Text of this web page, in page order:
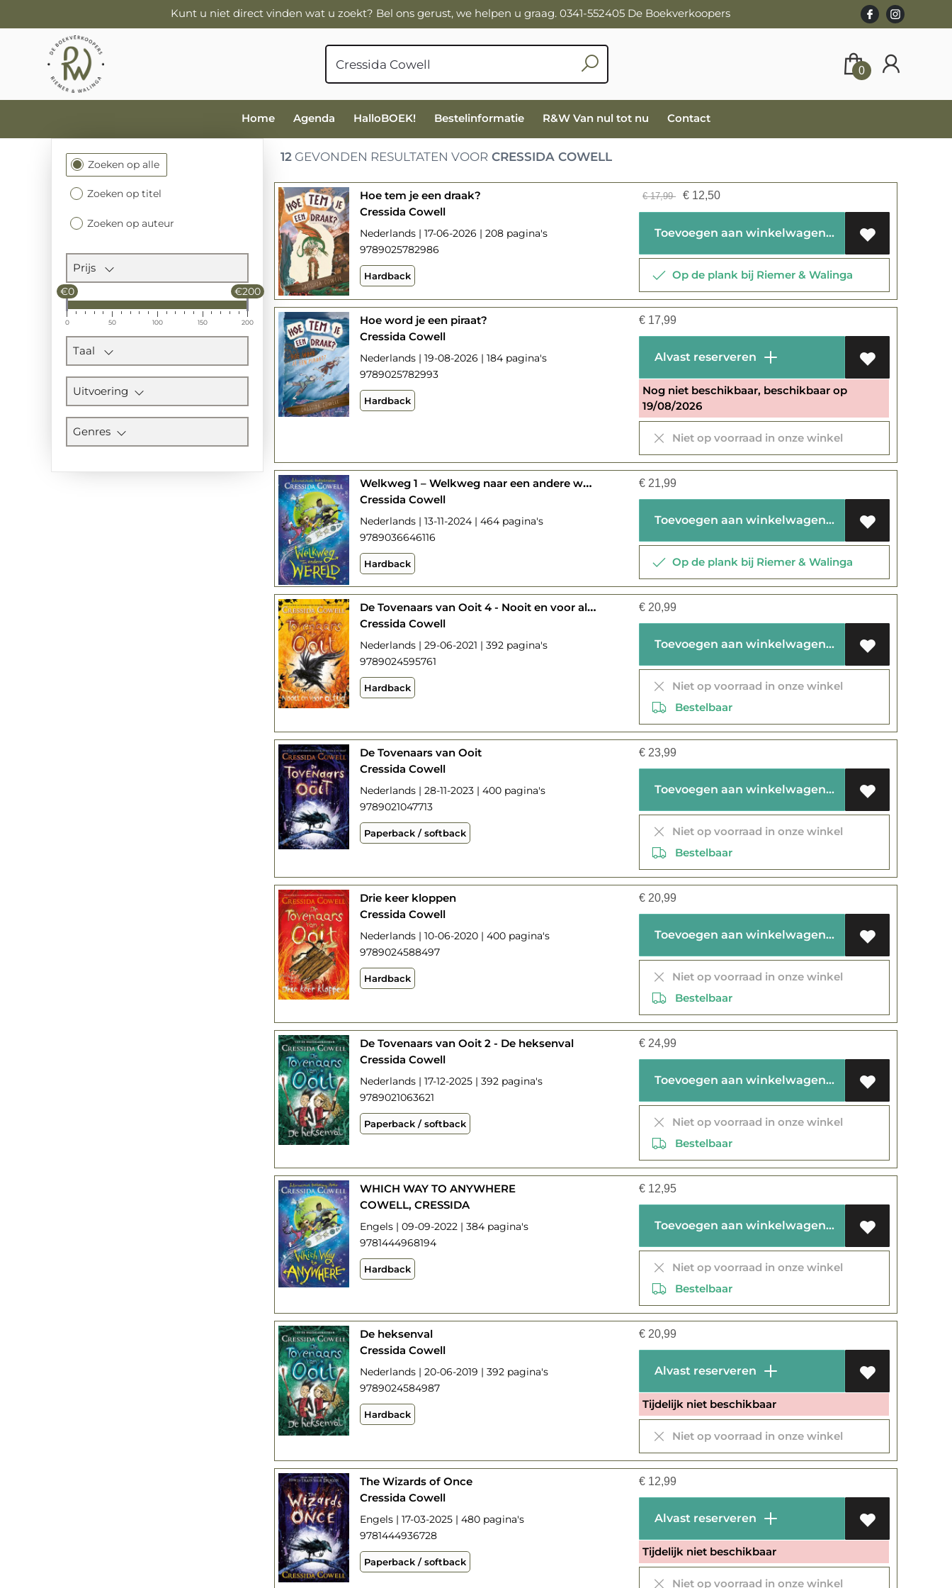
Kunt u niet direct vinden wat u zoekt? Bel ons gerust, we helpen u graag. 0341-552405 De Boekverkoopers
0
Home Agenda HalloBOEK! Bestelinformatie R&W Van nul tot nu Contact
Filtersectie
Zoeken op alle
Zoeken op titel
Zoeken op auteur
Prijs
€0 €200
0 50 100 150 200
Taal
Uitvoering
Genres
12 GEVONDEN RESULTATEN VOOR CRESSIDA COWELL
Hoe tem je een draak?
Cressida Cowell
Nederlands | 17-06-2026 | 208 pagina's
9789025782986
Hardback
€17,99 € 12,50
Toevoegen aan winkelwagen
Op de plank bij Riemer & Walinga
Hoe word je een piraat?
Cressida Cowell
Nederlands | 19-08-2026 | 184 pagina's
9789025782993
Hardback
€ 17,99
Alvast reserveren
Nog niet beschikbaar, beschikbaar op
19/08/2026
Niet op voorraad in onze winkel
Welkweg 1 – Welkweg naar een andere wereld
Cressida Cowell
Nederlands | 13-11-2024 | 464 pagina's
9789036646116
Hardback
€ 21,99
Toevoegen aan winkelwagen
Op de plank bij Riemer & Walinga
De Tovenaars van Ooit 4 - Nooit en voor altijd
Cressida Cowell
Nederlands | 29-06-2021 | 392 pagina's
9789024595761
Hardback
€ 20,99
Toevoegen aan winkelwagen
Niet op voorraad in onze winkel
Bestelbaar
De Tovenaars van Ooit
Cressida Cowell
Nederlands | 28-11-2023 | 400 pagina's
9789021047713
Paperback / softback
€ 23,99
Toevoegen aan winkelwagen
Niet op voorraad in onze winkel
Bestelbaar
Drie keer kloppen
Cressida Cowell
Nederlands | 10-06-2020 | 400 pagina's
9789024588497
Hardback
€ 20,99
Toevoegen aan winkelwagen
Niet op voorraad in onze winkel
Bestelbaar
De Tovenaars van Ooit 2 - De heksenval
Cressida Cowell
Nederlands | 17-12-2025 | 392 pagina's
9789021063621
Paperback / softback
€ 24,99
Toevoegen aan winkelwagen
Niet op voorraad in onze winkel
Bestelbaar
WHICH WAY TO ANYWHERE
COWELL, CRESSIDA
Engels | 09-09-2022 | 384 pagina's
9781444968194
Hardback
€ 12,95
Toevoegen aan winkelwagen
Niet op voorraad in onze winkel
Bestelbaar
De heksenval
Cressida Cowell
Nederlands | 20-06-2019 | 392 pagina's
9789024584987
Hardback
€ 20,99
Alvast reserveren
Tijdelijk niet beschikbaar
Niet op voorraad in onze winkel
The Wizards of Once
Cressida Cowell
Engels | 17-03-2025 | 480 pagina's
9781444936728
Paperback / softback
€ 12,99
Alvast reserveren
Tijdelijk niet beschikbaar
Niet op voorraad in onze winkel